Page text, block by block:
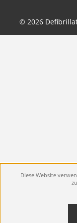
© 2026
Diese Website